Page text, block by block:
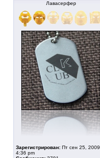
Лавасерфер
Зарегистрирован: Пт сен 25, 2009
4:36 pm